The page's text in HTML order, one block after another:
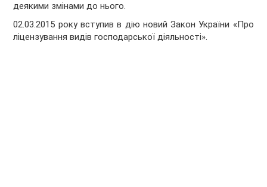
деякими змінами до нього.
02.03.2015 року вступив в дію новий Закон України «Про
ліцензування видів господарської діяльності».